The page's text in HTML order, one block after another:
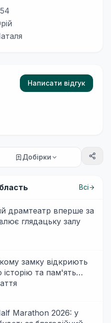
Написати відгук
Добірки
Всі
драмтеатр вперше за
глядацьку залу
замку відкриють
та пам'ять
Marathon 2026: у